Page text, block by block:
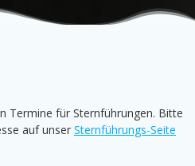
Termine für Sternführungen. Bitte
auf unser Sternführungs-Seite